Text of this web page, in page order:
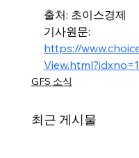
출처: 초이스경제
https://
GFS 소식
최근 게시물